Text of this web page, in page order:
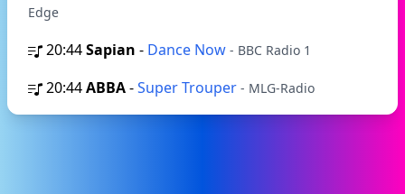
Edge
20:44Sapian - Dance Now - BBC Radio 1
20:44ABBA-Super Trouper - MLG-Radio